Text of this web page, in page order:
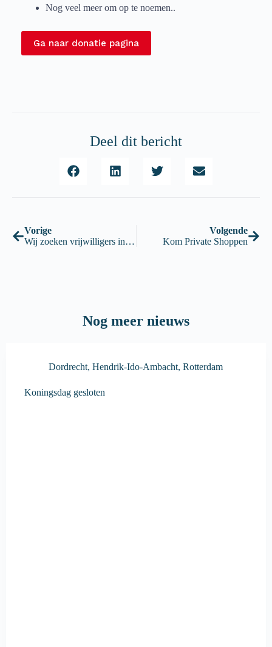
Nog veel meer om op te noemen..
Ga naar donatie pagina
Deel dit bericht
Vorige
Wij zoeken vrijwilligers in #Ambacht
Volgende
Kom Private Shoppen
Nog meer nieuws
Dordrecht, Hendrik-Ido-Ambacht, Rotterdam
Koningsdag gesloten